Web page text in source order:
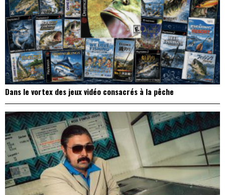
Dans le vortex des jeux vidéo consacrés à la pêche